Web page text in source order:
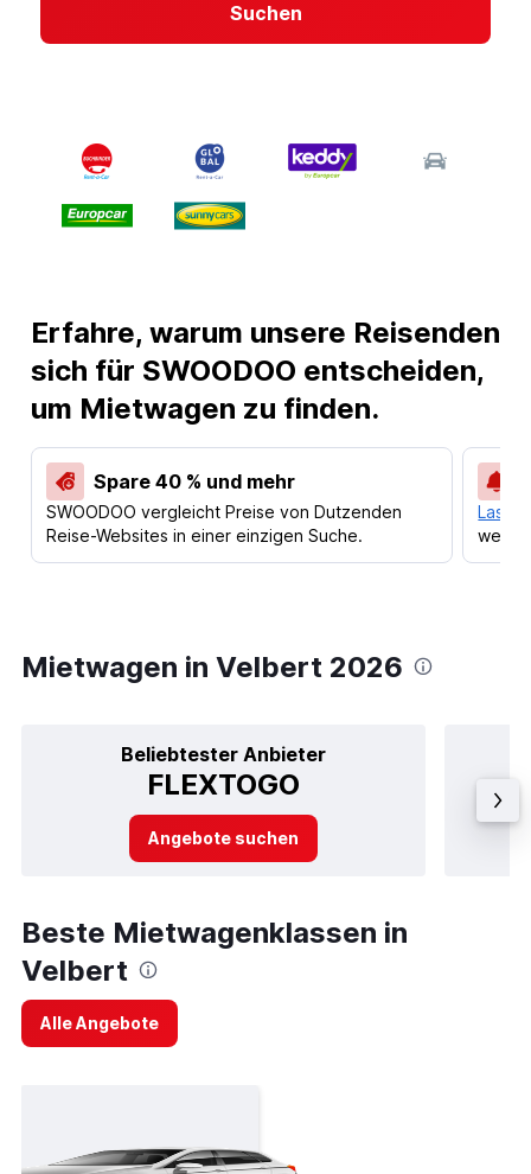
Suchen
Erfahre, warum unsere Reisenden
sich für SWOODOO entscheiden,
um Mietwagen zu finden.
Spare 40 % und mehr
SWOODOO vergleicht Preise von Dutzenden
Reise-Websites in einer einzigen Suche.
Lass
Mietwagen in Velbert 2026
Beliebtester Anbieter
FLEXTOGO
Angebote suchen
Beste Mietwagenklassen in
Velbert
Alle Angebote